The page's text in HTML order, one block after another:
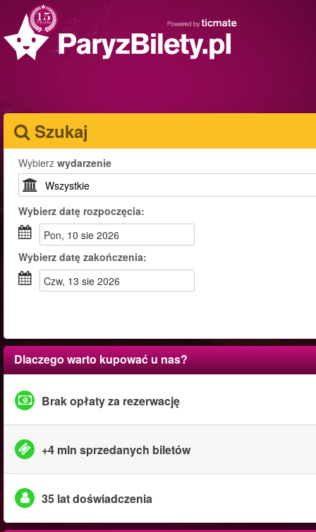
Szukaj
Wybierz wydarzenie
Wybierz datę rozpoczęcia:
pon, 10 sie 2026
Wybierz datę zakończenia:
czw, 13 sie 2026
Dlaczego warto kupować u nas?
Brak opłaty za rezerwację
+4 mln sprzedanych biletów
35 lat doświadczenia